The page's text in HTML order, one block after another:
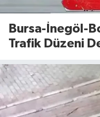
Bursa-İnegöl-
Trafik Düzeni